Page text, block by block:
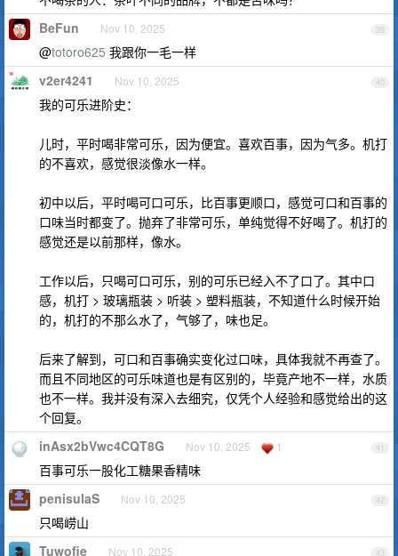
39
BeFun Nov 10, 2025
@totoro625 我跟你一毛一样
40
v2er4241 Nov 10, 2025
我的可乐进阶史：
儿时，平时喝非常可乐，因为便宜。喜欢百事，因为气多。机打
的不喜欢，感觉很淡像水一样。
初中以后，平时喝可口可乐，比百事更顺口，感觉可口和百事的
口味当时都变了。抛弃了非常可乐，单纯觉得不好喝了。机打的
感觉还是以前那样，像水。
工作以后，只喝可口可乐，别的可乐已经入不了口了。其中口
感，机打 > 玻璃瓶装 > 听装 > 塑料瓶装，不知道什么时候开始
的，机打的不那么水了，气够了，味也足。
后来了解到，可口和百事确实变化过口味，具体我就不再查了。
而且不同地区的可乐味道也是有区别的，毕竟产地不一样，水质
也不一样。我并没有深入去细究，仅凭个人经验和感觉给出的这
个回复。
41
inAsx2bVwc4CQT8G Nov 10, 2025 1
百事可乐一股化工糖果香精味
42
penisulaS Nov 10, 2025
只喝崂山
43
Tuwofie Nov 10, 2025